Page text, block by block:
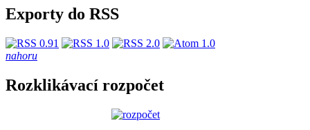
Exporty do RSS
nahoru
Rozklikávací rozpočet